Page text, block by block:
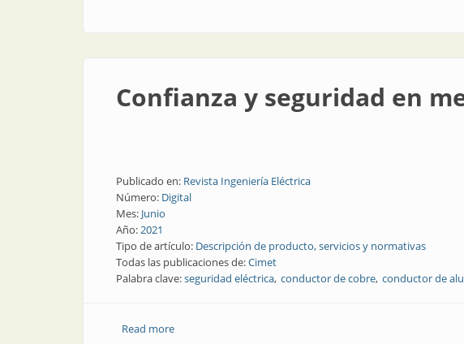
Confianza y seguridad en
Publicado en: Revista Ingeniería Eléctrica
Número: Digital
Mes: Junio
Año:2021
Tipo de artículo: Descripción de producto, servicios y normativas
Todas las publicaciones de:Cimet
Palabra clave:seguridad eléctrica conductor de cobre conductor de
Read moreabout Confianza y seguridad en media tensión